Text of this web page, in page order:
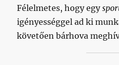
Félelmetes, hogy egy
igényességgel ad ki
követően bárhova